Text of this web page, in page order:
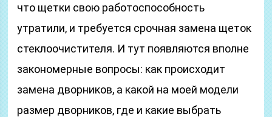
что щетки свою работоспособность
утратили, и требуется срочная замена щеток
стеклоочистителя. И тут появляются вполне
закономерные вопросы: как происходит
замена дворников, а какой на моей модели
размер дворников, где и какие выбрать